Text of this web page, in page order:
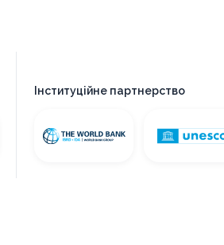
Інституційне партнерство